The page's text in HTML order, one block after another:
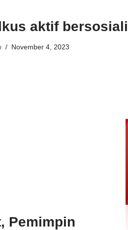
aktif
November 4, 2023
Pemimpin